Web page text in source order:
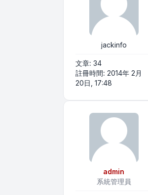
jackinfo
文章: 34
註冊時間: 2014年 2月
20日, 17:48
admin
系統管理員